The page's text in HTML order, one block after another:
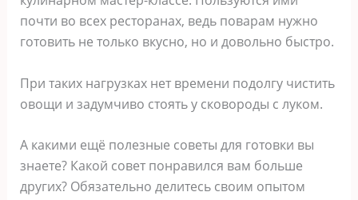
почти во всех ресторанах, ведь поварам нужно
готовить не только вкусно, но и довольно быстро.
При таких нагрузках нет времени подолгу чистить
овощи и задумчиво стоять у сковороды с луком.
А какими ещё полезные советы для готовки вы
знаете? Какой совет понравился вам больше
других? Обязательно делитесь своим опытом